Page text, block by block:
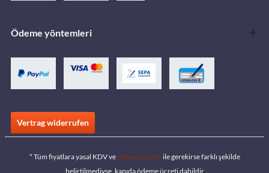
Ödeme yöntemleri
Vertrag widerrufen
* Tüm fiyatlara yasal KDV veteslimat ücreti ile gerekirse farklı şekilde
belirtilmediyse, kapıda ödeme ücreti dahildir